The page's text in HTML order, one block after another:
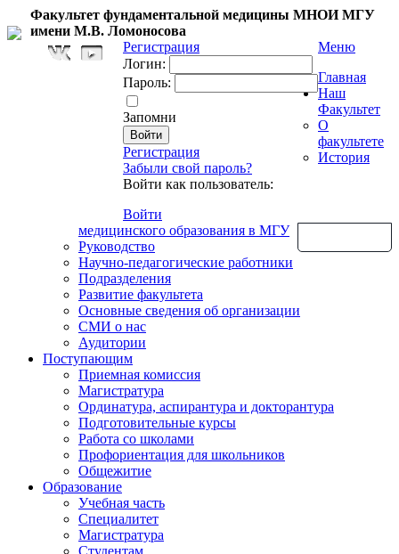
Факультет фундаментальной медицины МНОИ МГУ
имени М.В. Ломоносова
Регистрация
Логин:
Пароль:
Запомни
Регистрация
Забыли свой пароль?
Войти как пользователь:
Войти
Меню
Главная
Наш
Факультет
О
факультете
История
медицинского образования в МГУ
Руководство
Научно-педагогические работники
Подразделения
Развитие факультета
Основные сведения об организации
СМИ о нас
Аудитории
Поступающим
Приемная комиссия
Магистратура
Ординатура, аспирантура и докторантура
Подготовительные курсы
Работа со школами
Профориентация для школьников
Общежитие
Образование
Учебная часть
Специалитет
Магистратура
Студентам